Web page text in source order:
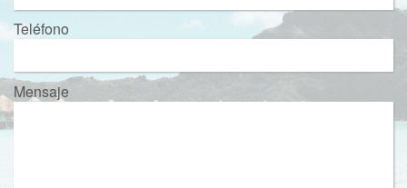
Teléfono
Mensaje